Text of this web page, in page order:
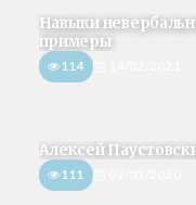
Навыки
примеры
114
Алексей
111